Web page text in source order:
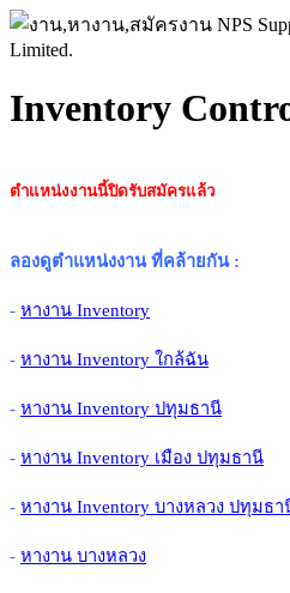
Inventory
ตำแหน่งงานนี้ปิดรับสมัครแล้ว
ลองดูตำแหน่งงาน ที่คล้ายกัน:
- หางาน Inventory
- หางาน Inventory ใกล้ฉัน
- หางาน Inventory ปทุมธานี
- หางาน Inventory เมือง ปทุมธานี
- หางาน Inventory บางหลวง ปทุมธา
- หางาน บางหลวง